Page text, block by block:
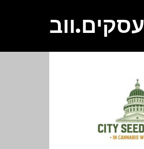
עסקים.ווב